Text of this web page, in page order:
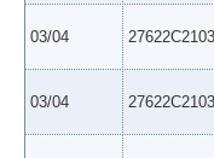
03/04
03/04